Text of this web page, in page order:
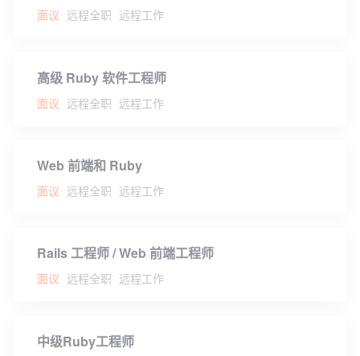
面议 远程全职 远程工作
高级 Ruby 软件工程师
面议 远程全职 远程工作
Web 前端和 Ruby
面议 远程全职 远程工作
Rails 工程师 / Web 前端工程师
面议 远程全职 远程工作
中级Ruby工程师